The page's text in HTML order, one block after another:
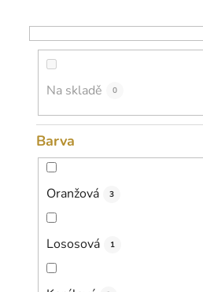
o
d
ů
Na skladě 0
Barva
Oranžová 3
Lososová 1